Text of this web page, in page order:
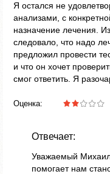
Я остался не
анализами, с
назначение лечения.
следовало, что надо
предложил провести
и что он хочет
смог ответить. Я
Оценка:
Отвечает:
Уважаемый
помогает нам